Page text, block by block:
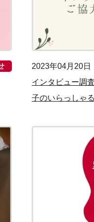
2023年04月20日
インタビュー調
子のいらっしゃ